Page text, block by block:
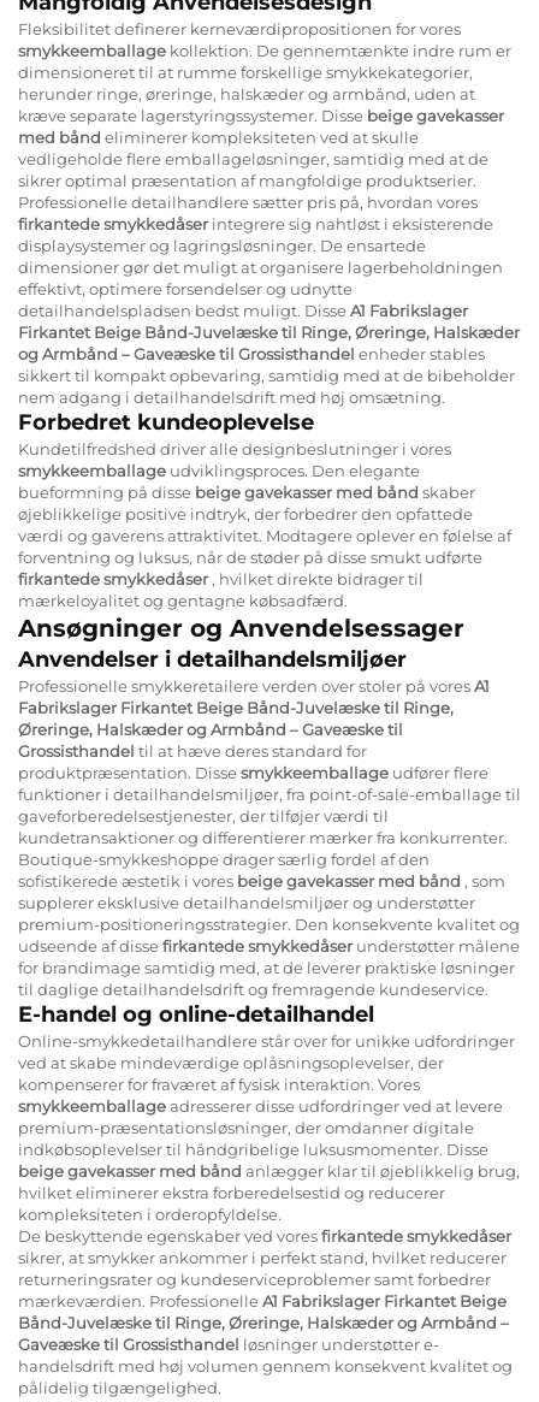
Fleksibilitet definerer kerneværdipropositionen for vores
smykkeemballage kollektion. De gennemtænkte indre rum er
dimensioneret til at rumme forskellige smykkekategorier,
herunder ringe, øreringe, halskæder og armbånd, uden at
kræve separate lagerstyringssystemer. Disse beige gavekasser
med bånd eliminerer kompleksiteten ved at skulle
vedligeholde flere emballageløsninger, samtidig med at de
sikrer optimal præsentation af mangfoldige produktserier.
Professionelle detailhandlere sætter pris på, hvordan vores
firkantede smykkedåserintegrere sig nahtløst i eksisterende
displaysystemer og lagringsløsninger. De ensartede
dimensioner gør det muligt at organisere lagerbeholdningen
effektivt, optimere forsendelser og udnytte
detailhandelspladsen bedst muligt. DisseA1 Fabrikslager
Firkantet Beige Bånd-Juvelæske til Ringe, Øreringe, Halskæder
og Armbånd – Gaveæske til Grossisthandel enheder stables
sikkert til kompakt opbevaring, samtidig med at de bibeholder
nem adgang i detailhandelsdrift med høj omsætning.
Forbedret kundeoplevelse
Kundetilfredshed driver alle designbeslutninger i vores
smykkeemballage udviklingsproces. Den elegante
bueformning på disse beige gavekasser med bånd skaber
øjeblikkelige positive indtryk, der forbedrer den opfattede
værdi og gaverens attraktivitet. Modtagere oplever en følelse af
forventning og luksus, når de støder på disse smukt udførte
firkantede smykkedåser, hvilket direkte bidrager til
mærkeloyalitet og gentagne købsadfærd.
Ansøgninger og Anvendelsessager
Anvendelser i detailhandelsmiljøer
Professionelle smykkeretailere verden over stoler på voresA1
Fabrikslager Firkantet Beige Bånd-Juvelæske til Ringe,
Øreringe, Halskæder og Armbånd – Gaveæske til
Grossisthandel til at hæve deres standard for
produktpræsentation. Dissesmykkeemballage udfører flere
funktioner i detailhandelsmiljøer, fra point-of-sale-emballage til
gaveforberedelsestjenester, der tilføjer værdi til
kundetransaktioner og differentierer mærker fra konkurrenter.
Boutique-smykkeshoppe drager særlig fordel af den
sofistikerede æstetik i vores beige gavekasser med bånd , som
supplerer eksklusive detailhandelsmiljøer og understøtter
premium-positioneringsstrategier. Den konsekvente kvalitet og
udseende af dissefirkantede smykkedåserunderstøtter målene
for brandimage samtidig med, at de leverer praktiske løsninger
til daglige detailhandelsdrift og fremragende kundeservice.
E-handel og online-detailhandel
Online-smykkedetailhandlere står over for unikke udfordringer
ved at skabe mindeværdige oplåsningsoplevelser, der
kompenserer for fraværet af fysisk interaktion. Vores
smykkeemballageadresserer disse udfordringer ved at levere
premium-præsentationsløsninger, der omdanner digitale
indkøbsoplevelser til håndgribelige luksusmomenter. Disse
beige gavekasser med bånd anlægger klar til øjeblikkelig brug,
hvilket eliminerer ekstra forberedelsestid og reducerer
kompleksiteten i orderopfyldelse.
De beskyttende egenskaber ved voresfirkantede smykkedåser
sikrer, at smykker ankommer i perfekt stand, hvilket reducerer
returneringsrater og kundeserviceproblemer samt forbedrer
mærkeværdien. ProfessionelleA1 Fabrikslager Firkantet Beige
Bånd-Juvelæske til Ringe, Øreringe, Halskæder og Armbånd –
Gaveæske til Grossisthandel løsninger understøtter e-
handelsdrift med høj volumen gennem konsekvent kvalitet og
pålidelig tilgængelighed.